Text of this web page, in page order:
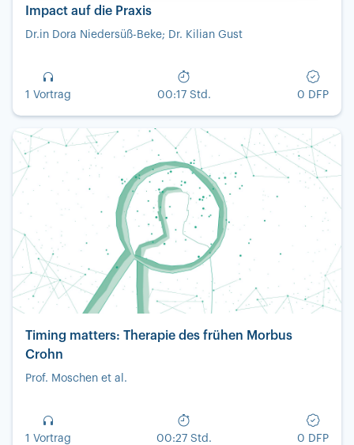
Impact auf die Praxis
Dr.in Dora Niedersüß-Beke; Dr. Kilian Gust
1 Vortrag 00:17 Std. 0 DFP
Timing matters: Therapie des frühen Morbus
Crohn
Prof. Moschen et al.
1 Vortrag 00:27 Std. 0 DFP